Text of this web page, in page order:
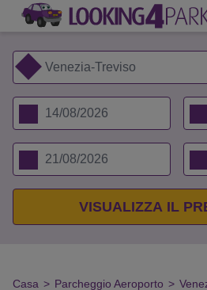
Casa > Parcheggio Aeroporto >
VISUALIZZA IL